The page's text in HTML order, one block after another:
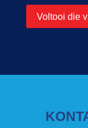
Voltooi die